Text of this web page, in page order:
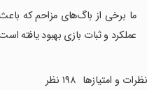
ما برخی از باگ‌های مزاحم که
عملکرد و ثبات بازی بهبود یافته
نظرات و امتیازها